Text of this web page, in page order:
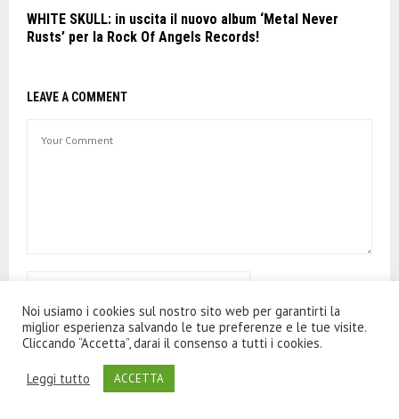
WHITE SKULL: in uscita il nuovo album ‘Metal Never
Rusts’ per la Rock Of Angels Records!
LEAVE A COMMENT
Save my name, email, and website in this browser for the
Noi usiamo i cookies sul nostro sito web per garantirti la
miglior esperienza salvando le tue preferenze e le tue visite.
Cliccando “Accetta”, darai il consenso a tutti i cookies.
Leggi tutto ACCETTA